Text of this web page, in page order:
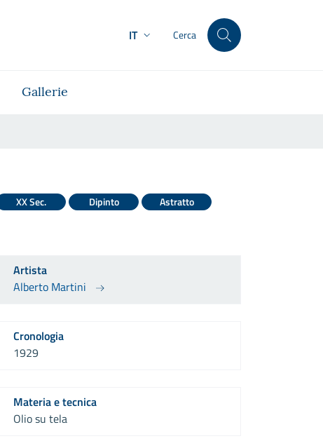
IT Cerca
Gallerie
XX Sec. Dipinto Astratto
Artista
Alberto Martini
Cronologia
1929
Materia e tecnica
Olio su tela